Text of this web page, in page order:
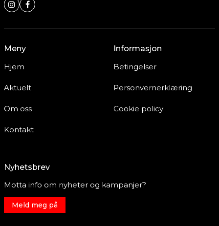
Meny
Hjem
Aktuelt
Om oss
Kontakt
Informasjon
Betingelser
Personvernerklæring
Cookie policy
Nyhetsbrev
Motta info om nyheter og kampanjer?
Meld meg på